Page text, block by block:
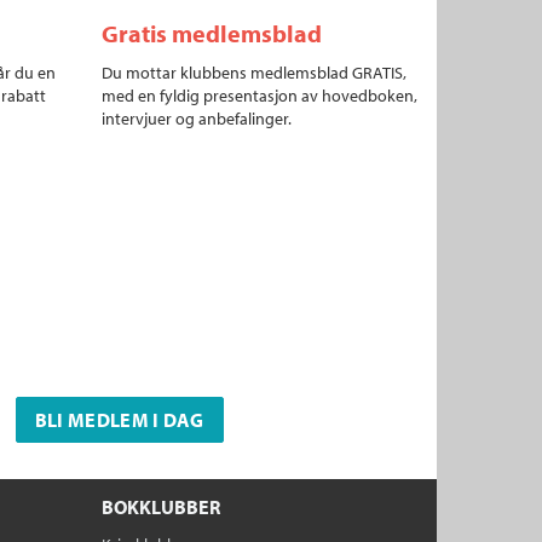
du en
Gratis medlemsblad
Du mottar klubbens medlemsblad GRATIS,
med en fyldig presentasjon av hovedboken,
intervjuer og anbefalinger.
BLI MEDLEM I DAG
BOKKLUBBER